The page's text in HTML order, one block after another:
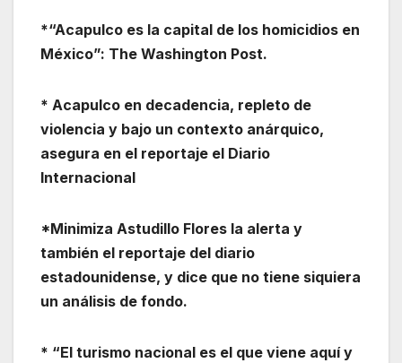
*“Acapulco es la capital de los homicidios en
México”: The Washington Post.
* Acapulco en decadencia, repleto de
violencia y bajo un contexto anárquico,
asegura en el reportaje el Diario
Internacional
*Minimiza Astudillo Flores la alerta y
también el reportaje del diario
estadounidense, y dice que no tiene siquiera
un análisis de fondo.
* “El turismo nacional es el que viene aquí y